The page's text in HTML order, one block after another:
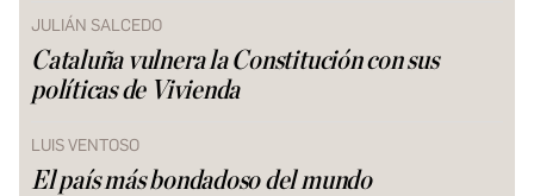
JULIÁN SALCEDO
Cataluña vulnera la Constitución con sus
políticas de Vivienda
LUIS VENTOSO
El país más bondadoso del mundo